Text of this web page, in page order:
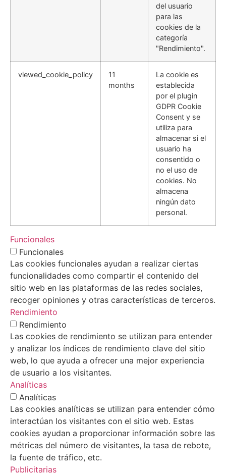
del usuario
para las
cookies de la
categoría
"Rendimiento".
viewed_cookie_policy
11
months
La cookie es
establecida
por el plugin
GDPR Cookie
Consent y se
utiliza para
almacenar si el
usuario ha
consentido o
no el uso de
cookies. No
almacena
ningún dato
personal.
Funcionales
Funcionales
Las cookies funcionales ayudan a realizar ciertas
funcionalidades como compartir el contenido del
sitio web en las plataformas de las redes sociales,
recoger opiniones y otras características de terceros.
Rendimiento
Rendimiento
Las cookies de rendimiento se utilizan para entender
y analizar los índices de rendimiento clave del sitio
web, lo que ayuda a ofrecer una mejor experiencia
de usuario a los visitantes.
Analíticas
Analíticas
Las cookies analíticas se utilizan para entender cómo
interactúan los visitantes con el sitio web. Estas
cookies ayudan a proporcionar información sobre las
métricas del número de visitantes, la tasa de rebote,
la fuente de tráfico, etc.
Publicitarias